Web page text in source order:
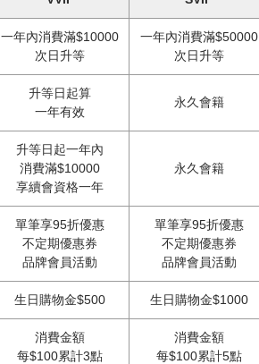
一年內消費滿$10000
次日升等
一年內消費滿$50000
次日升等
升等日起算
一年有效
永久會籍
升等日起一年內
消費滿$10000
享續會資格一年
永久會籍
單筆享95折優惠
不定期優惠券
品牌會員活動
單筆享95折優惠
不定期優惠券
品牌會員活動
生日購物金$500 生日購物金$1000
消費金額
每$100累計3點
消費金額
每$100累計5點